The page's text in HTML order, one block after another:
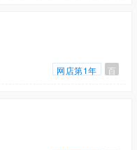
网店第1年 百